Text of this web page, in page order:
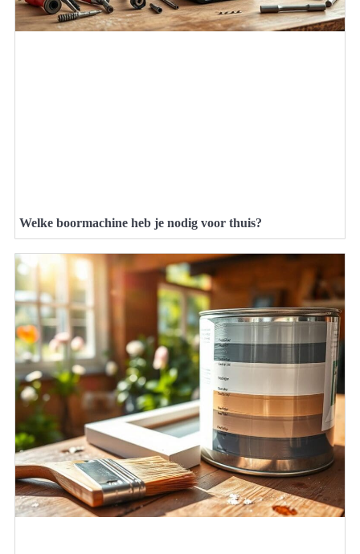
Welke boormachine heb je nodig voor thuis?